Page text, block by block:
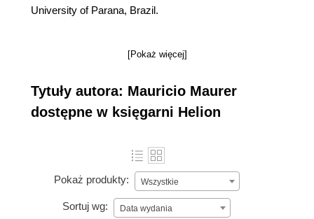
University of Parana, Brazil.
[Pokaż więcej]
Tytuły autora: Mauricio Maurer
dostępne w księgarni Helion
Pokaż produkty: Wszystkie
Sortuj wg: Data wydania